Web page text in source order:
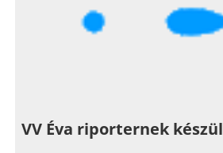
VV Éva riporternek készül